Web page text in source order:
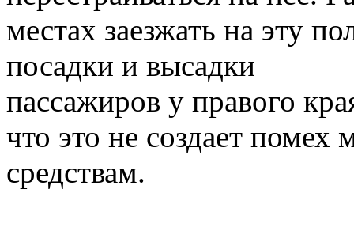
местах заезжать на эту
посадки и высадки
пассажиров у правого
что это не создает
средствам.